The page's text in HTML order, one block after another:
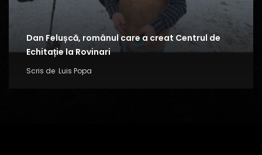
Dan Felușcă, românul care a creat Centrul de
Echitație la Rovinari
Scris de Luis Popa